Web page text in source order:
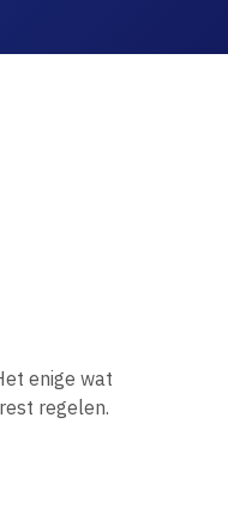
enige wat
regelen.